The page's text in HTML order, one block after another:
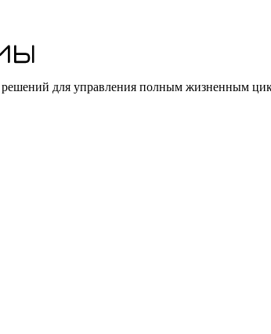
решений для управления полным жизненным